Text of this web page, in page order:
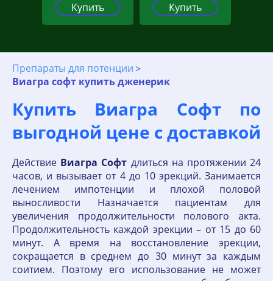
Купить Купить
Препараты для потенции
Виагра софт купить дженерик
Купить Виагра Софт по
выгодной цене с доставкой
Действие Виагра Софт длиться на протяжении 24
часов, и вызывает от 4 до 10 эрекций. Занимается
лечением импотенции и плохой половой
выносливости Назначается пациентам для
увеличения продолжительности полового акта.
Продолжительность каждой эрекции – от 15 до 60
минут. А время на восстановление эрекции,
сокращается в среднем до 30 минут за каждым
соитием. Поэтому его использование не может